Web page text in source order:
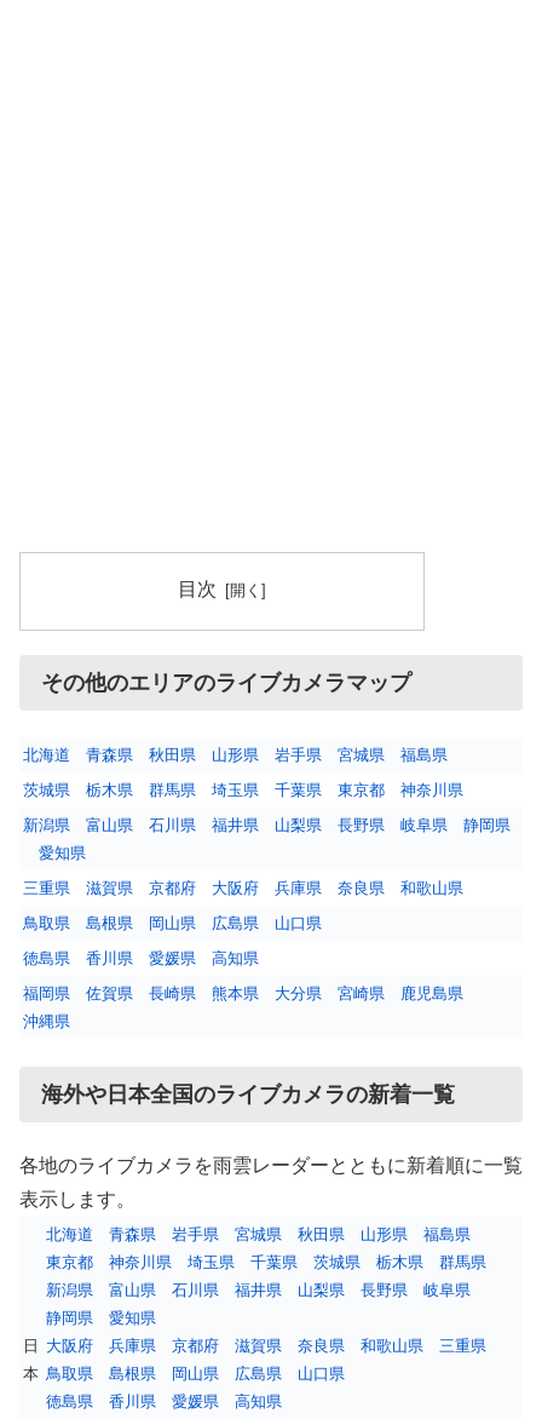
目次
その他のエリアのライブカメラマップ
北海道 青森県 秋田県 山形県 岩手県 宮城県
福島県
茨城県
栃木県 群馬県 埼玉県 千葉県 東京都
神奈川県
新潟県
富山県 石川県 福井県 山梨県 長野県 岐阜県
静岡県
愛知県
三重県
滋賀県 京都府 大阪府 兵庫県 奈良県
和歌山県
鳥取県
島根県 岡山県 広島県
山口県
徳島県
香川県 愛媛県
高知県
福岡県
佐賀県 長崎県 熊本県 大分県 宮崎県
鹿児島県
沖縄県
海外や日本全国のライブカメラの新着一覧
各地のライブカメラを雨雲レーダーとともに新着順に一覧
表示します。
日
本
北海道 青森県 岩手県 宮城県 秋田県 山形県
福島県
東京都
神奈川県 埼玉県 千葉県 茨城県 栃木県
群馬県
新潟県
富山県 石川県 福井県 山梨県 長野県
岐阜県
静岡県
愛知県
大阪府
兵庫県 京都府 滋賀県 奈良県 和歌山県
三重県
鳥取県
島根県 岡山県 広島県
山口県
徳島県
香川県 愛媛県
高知県